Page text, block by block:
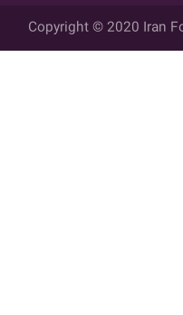
Copyright © 2020 Iran